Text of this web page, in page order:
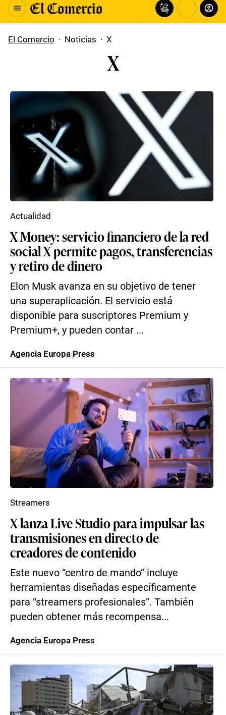
El Comercio · Noticias · X
X
X Money: servicio financiero de la red
social X permite pagos, transferencias
y retiro de dinero
Elon Musk avanza en su objetivo de tener
una superaplicación. El servicio está
disponible para suscriptores Premium y
Premium+, y pueden contar ...
Actualidad
Agencia Europa Press
X lanza Live Studio para impulsar las
transmisiones en directo de
creadores de contenido
Este nuevo “centro de mando” incluye
herramientas diseñadas específicamente
para “streamers profesionales”. También
pueden obtener más recompensa...
Streamers
Agencia Europa Press